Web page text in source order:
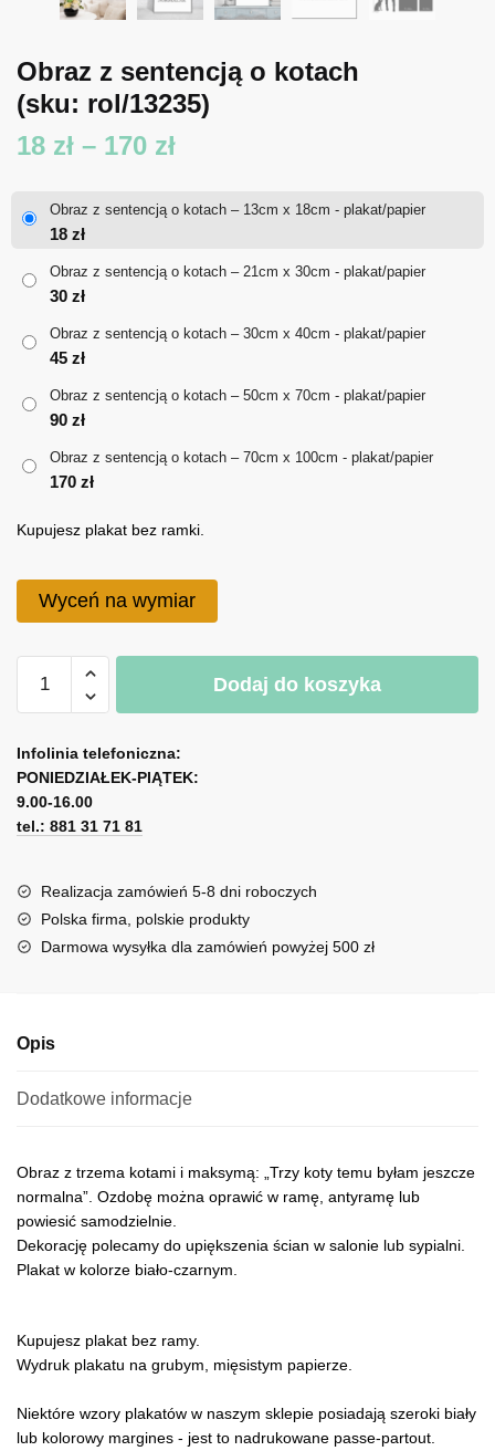
Obraz z sentencją o kotach
(sku: rol/13235)
18 zł – 170 złZakres
18 zł
Obraz z sentencją o kotach – 13cm x 18cm - plakat/papier
18 zł
Obraz z sentencją o kotach – 21cm x 30cm - plakat/papier
30 zł
Obraz z sentencją o kotach – 30cm x 40cm - plakat/papier
45 zł
Obraz z sentencją o kotach – 50cm x 70cm - plakat/papier
90 zł
Obraz z sentencją o kotach – 70cm x 100cm - plakat/papier
170 zł
Kupujesz plakat bez ramki.
Wyceń na wymiar
Obraz
sentencją
o
kotach
Dodaj do koszyka
l
t
e
r
a
t
i
Infolinia telefoniczna:
PONIEDZIAŁEK-PIĄTEK:
9.00-16.00
tel.: 881 31 71 81
Realizacja zamówień 5-8 dni roboczych
Polska firma, polskie produkty
Darmowa wysyłka dla zamówień powyżej 500 zł
Opis
Dodatkowe informacje
Obraz z trzema kotami i maksymą: „Trzy koty temu byłam jeszcze
normalna”. Ozdobę można oprawić w ramę, antyramę lub
powiesić samodzielnie.
Dekorację polecamy do upiększenia ścian w salonie lub sypialni.
Plakat w kolorze biało-czarnym.
Kupujesz plakat bez ramy.
Wydruk plakatu na grubym, mięsistym papierze.
Niektóre wzory plakatów w naszym sklepie posiadają szeroki biały
lub kolorowy margines - jest to nadrukowane passe-partout.